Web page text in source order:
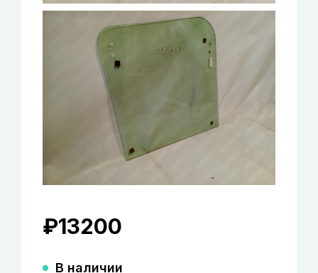
₽13200
В наличии